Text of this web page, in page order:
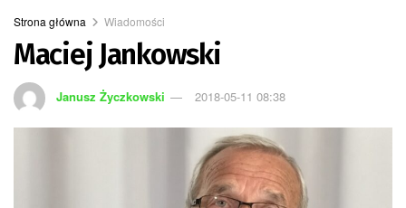
Strona główna Wiadomości
Maciej Jankowski
Janusz Życzkowski 2018-05-11 08:38